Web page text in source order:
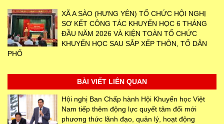
XÃ A SÀO (HƯNG YÊN) TỔ CHỨC HỘI NGHỊ
SƠ KẾT CÔNG TÁC KHUYẾN HỌC 6 THÁNG
ĐẦU NĂM 2026 VÀ KIỆN TOÀN TỔ CHỨC
KHUYẾN HỌC SAU SẮP XẾP THÔN, TỔ DÂN
PHỐ
BÀI VIẾT LIÊN QUAN
Hội nghị Ban Chấp hành Hội Khuyến học Việt
Nam tiếp thêm động lực quyết tâm đổi mới
phương thức lãnh đạo, quản lý, hoạt động